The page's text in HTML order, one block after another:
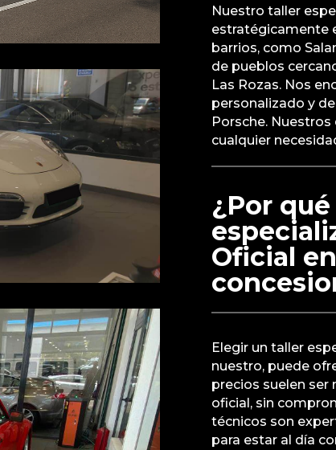
Nuestro taller
estratégicamente
barrios, como
de pueblos
Las Rozas. Nos
personalizado y
Porsche.
cualquier
¿Por
Oficial
Elegir un taller
nuestro, puede
precios suelen
oficial, sin
técnicos son
para estar al día